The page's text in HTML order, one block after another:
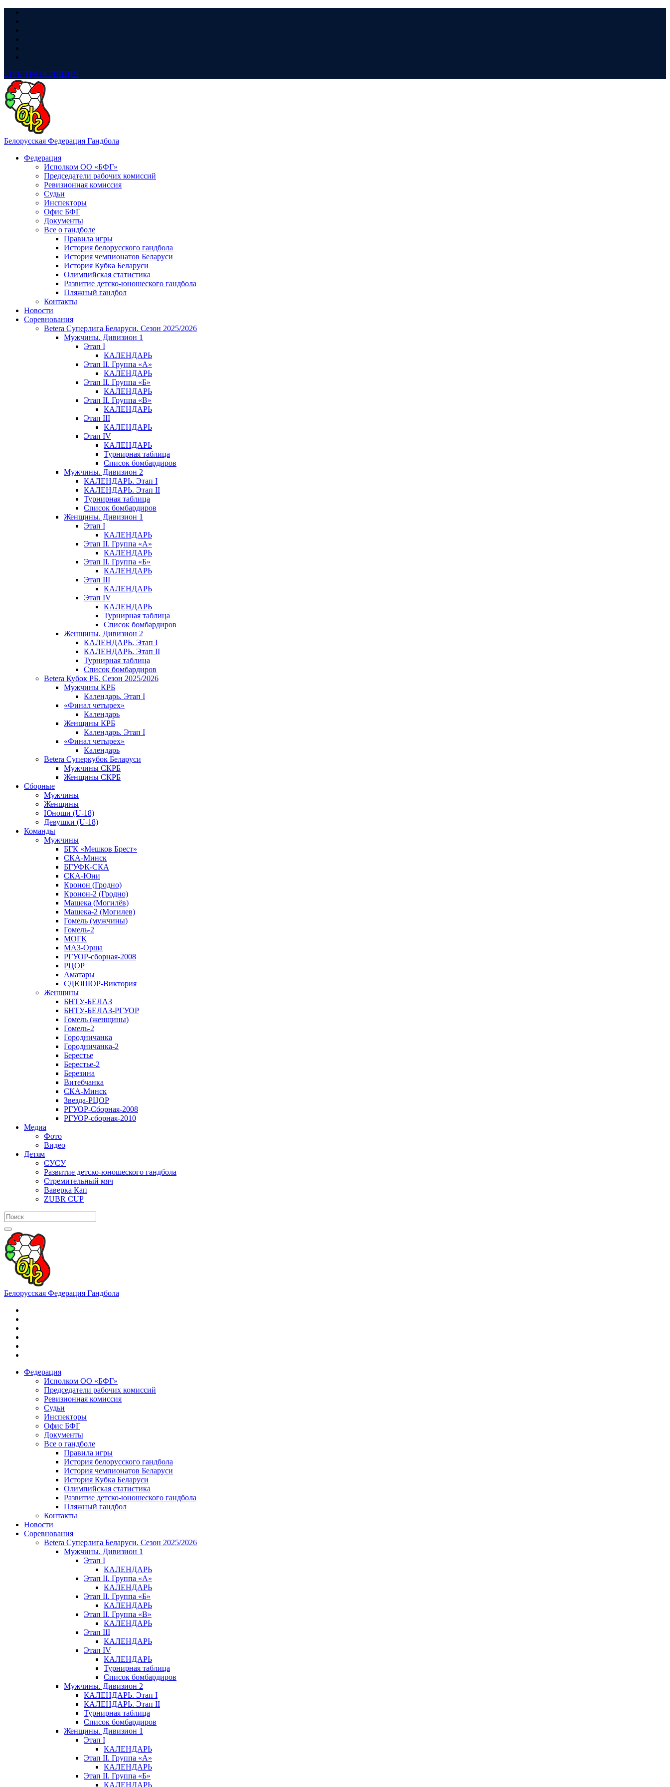
LIVE ТРАНСЛЯЦИЯ
Белорусская Федерация Гандбола
Федерация
Исполком ОО «БФГ»
Председатели рабочих комиссий
Ревизионная комиссия
Судьи
Инспекторы
Офис БФГ
Документы
Все о гандболе
Правила игры
История белорусского гандбола
История чемпионатов Беларуси
История Кубка Беларуси
Олимпийская статистика
Развитие детско-юношеского гандбола
Пляжный гандбол
Контакты
Новости
Соревнования
Betera Суперлига Беларуси. Сезон 2025/2026
Мужчины. Дивизион 1
Этап I
КАЛЕНДАРЬ
Этап II. Группа «А»
КАЛЕНДАРЬ
Этап II. Группа «Б»
КАЛЕНДАРЬ
Этап II. Группа «В»
КАЛЕНДАРЬ
Этап III
КАЛЕНДАРЬ
Этап IV
КАЛЕНДАРЬ
Турнирная таблица
Список бомбардиров
Мужчины. Дивизион 2
КАЛЕНДАРЬ. Этап I
КАЛЕНДАРЬ. Этап II
Турнирная таблица
Список бомбардиров
Женщины. Дивизион 1
Этап I
КАЛЕНДАРЬ
Этап II. Группа «А»
КАЛЕНДАРЬ
Этап II. Группа «Б»
КАЛЕНДАРЬ
Этап III
КАЛЕНДАРЬ
Этап IV
КАЛЕНДАРЬ
Турнирная таблица
Список бомбардиров
Женщины. Дивизион 2
КАЛЕНДАРЬ. Этап I
КАЛЕНДАРЬ. Этап II
Турнирная таблица
Список бомбардиров
Betera Кубок РБ. Сезон 2025/2026
Мужчины КРБ
Календарь. Этап I
«Финал четырех»
Календарь
Женщины КРБ
Календарь. Этап I
«Финал четырех»
Календарь
Betera Суперкубок Беларуси
Мужчины СКРБ
Женщины СКРБ
Сборные
Мужчины
Женщины
Юноши (U-18)
Девушки (U-18)
Команды
Мужчины
БГК «Мешков Брест»
СКА-Минск
БГУФК-СКА
СКА-Юни
Кронон (Гродно)
Кронон-2 (Гродно)
Машека (Могилёв)
Машека-2 (Могилев)
Гомель (мужчины)
Гомель-2
МОГК
МАЗ-Орша
РГУОР-сборная-2008
РЦОР
Аматары
СДЮШОР-Виктория
Женщины
БНТУ-БЕЛАЗ
БНТУ-БЕЛАЗ-РГУОР
Гомель (женщины)
Гомель-2
Городничанка
Городничанка-2
Берестье
Берестье-2
Березина
Витебчанка
СКА-Минск
Звезда-РЦОР
РГУОР-Сборная-2008
РГУОР-сборная-2010
Медиа
Фото
Видео
Детям
СУСУ
Развитие детско-юношеского гандбола
Стремительный мяч
Ваверка Кап
ZUBR CUP
Белорусская Федерация Гандбола
Федерация
Исполком ОО «БФГ»
Председатели рабочих комиссий
Ревизионная комиссия
Судьи
Инспекторы
Офис БФГ
Документы
Все о гандболе
Правила игры
История белорусского гандбола
История чемпионатов Беларуси
История Кубка Беларуси
Олимпийская статистика
Развитие детско-юношеского гандбола
Пляжный гандбол
Контакты
Новости
Соревнования
Betera Суперлига Беларуси. Сезон 2025/2026
Мужчины. Дивизион 1
Этап I
КАЛЕНДАРЬ
Этап II. Группа «А»
КАЛЕНДАРЬ
Этап II. Группа «Б»
КАЛЕНДАРЬ
Этап II. Группа «В»
КАЛЕНДАРЬ
Этап III
КАЛЕНДАРЬ
Этап IV
КАЛЕНДАРЬ
Турнирная таблица
Список бомбардиров
Мужчины. Дивизион 2
КАЛЕНДАРЬ. Этап I
КАЛЕНДАРЬ. Этап II
Турнирная таблица
Список бомбардиров
Женщины. Дивизион 1
Этап I
КАЛЕНДАРЬ
Этап II. Группа «А»
КАЛЕНДАРЬ
Этап II. Группа «Б»
КАЛЕНДАРЬ